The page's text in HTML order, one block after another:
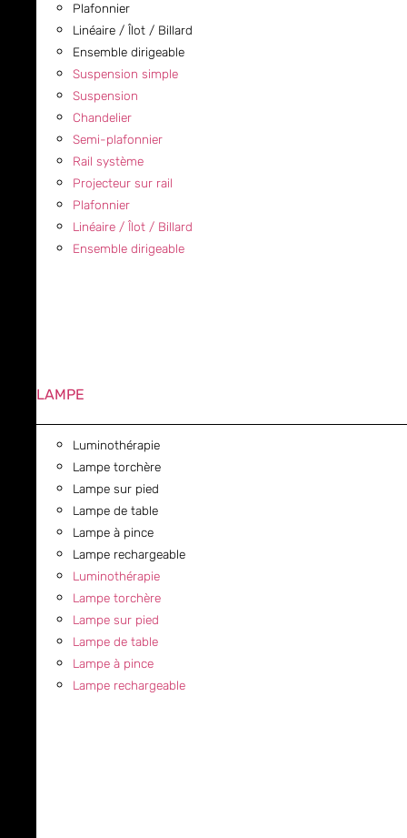
Plafonnier
Linéaire / Îlot / Billard
Ensemble dirigeable
Suspension simple
Suspension
Chandelier
Semi-plafonnier
Rail système
Projecteur sur rail
Plafonnier
Linéaire / Îlot / Billard
Ensemble dirigeable
LAMPE
Luminothérapie
Lampe torchère
Lampe sur pied
Lampe de table
Lampe à pince
Lampe rechargeable
Luminothérapie
Lampe torchère
Lampe sur pied
Lampe de table
Lampe à pince
Lampe rechargeable